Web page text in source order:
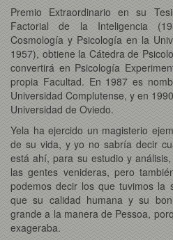
Premio Extraordinario en su
Factorial de la Inteligencia
Cosmología y Psicología en la
1957), obtiene la Cátedra de
convertirá en Psicología
propia Facultad. En 1987 es
Universidad Complutense, y en
Universidad de Oviedo.
Yela ha ejercido un magisterio
de su vida, y yo no sabría decir
está ahí, para su estudio y
las gentes venideras, pero
podemos decir los que tuvimos la
que su calidad humana y su
grande a la manera de Pessoa,
exageraba.